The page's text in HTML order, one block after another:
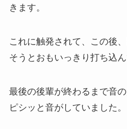
きます。
これに触発されて、この後
そうとおもいっきり打ち込ん
最後の後輩が終わるまで音の
ピシッと音がしていました。